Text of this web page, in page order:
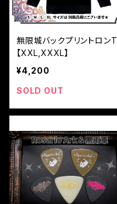
無限城バックプリントロンT
【XXL,XXXL】
¥4,200
SOLD OUT